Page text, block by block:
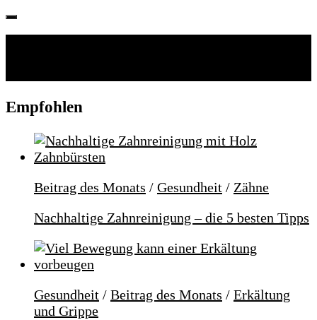
Empfohlen
Beitrag des Monats / Gesundheit / Zähne
Nachhaltige Zahnreinigung – die 5 besten Tipps
Gesundheit / Beitrag des Monats / Erkältung
und Grippe